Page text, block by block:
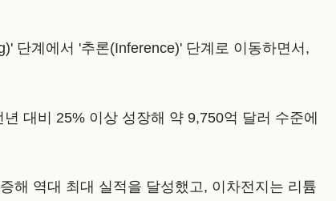
단계에서 '추론(Inference)' 단계로 이동하면서,
대비 25% 이상 성장해 약 9,750억 달러 수준에
해 역대 최대 실적을 달성했고, 이차전지는 리튬